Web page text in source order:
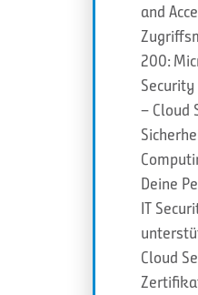
and
200:
– Cloud
Deine
IT
Cloud